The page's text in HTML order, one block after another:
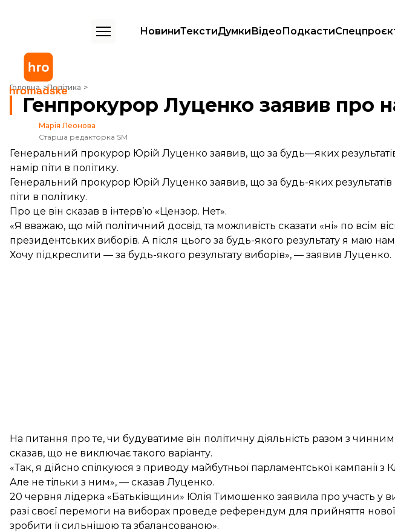
НовиниТекстиДумкиВідеоПодкасти
Головна Політика
Генпрокурор Луценко заявив про намір піти в політику
Генпрокурор Луценко заявив про
Марія Леонова
Старша редакторка SM
Генеральний прокурор Юрій Луценко заявив, що за будь—яких
намір піти в політику.
Генеральний прокурор Юрій Луценко заявив, що за будь-яких
піти в політику.
Про це він сказав в інтерв’ю «Цензор. Нет».
«Я вважаю, що мій політичний досвід та можливість сказати «ні» по всім
президентських виборів. А після цього за будь-якого результату я маю
Хочу підкреслити — за будь-якого результату виборів», — заявив Луценко.
На питання про те, чи будуватиме він політичну діяльність разом з
сказав, що не виключає такого варіанту.
«Так, я дійсно спілкуюся з приводу майбутньої парламентської
Але не тільки з ним», — сказав Луценко.
20 червня лідерка «Батьківщини» Юлія Тимошенко заявила про участь у
разі своєї перемоги на виборах проведе референдум для прийняття нової
зробити її сильнішою та збалансованою».